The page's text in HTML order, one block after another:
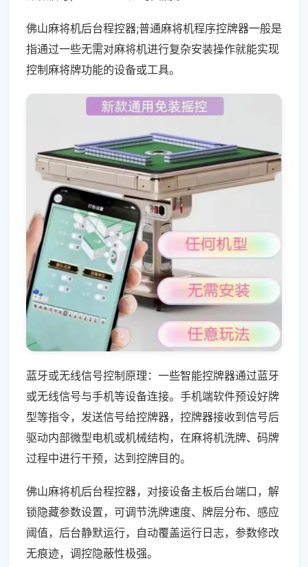
佛山麻将机后台程控器;普通麻将机程序控牌器一般是
指通过一些无需对麻将机进行复杂安装操作就能实现
控制麻将牌功能的设备或工具。
蓝牙或无线信号控制原理：一些智能控牌器通过蓝牙
或无线信号与手机等设备连接。手机端软件预设好牌
型等指令，发送信号给控牌器，控牌器接收到信号后
驱动内部微型电机或机械结构，在麻将机洗牌、码牌
过程中进行干预，达到控牌目的。
佛山麻将机后台程控器，对接设备主板后台端口，解
锁隐藏参数设置，可调节洗牌速度、牌层分布、感应
阈值，后台静默运行，自动覆盖运行日志，参数修改
无痕迹，调控隐蔽性极强。